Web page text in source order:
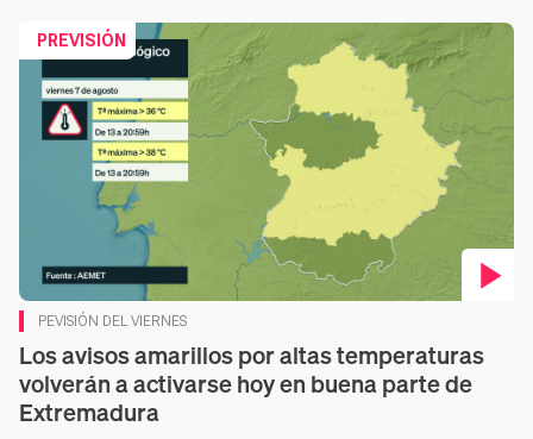
PREVISIÓN
PEVISIÓN DEL VIERNES
Los avisos amarillos por altas temperaturas
volverán a activarse hoy en buena parte de
Extremadura